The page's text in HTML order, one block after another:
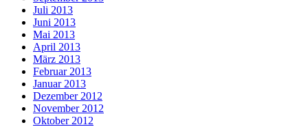
Juli 2013
Juni 2013
Mai 2013
April 2013
März 2013
Februar 2013
Januar 2013
Dezember 2012
November 2012
Oktober 2012